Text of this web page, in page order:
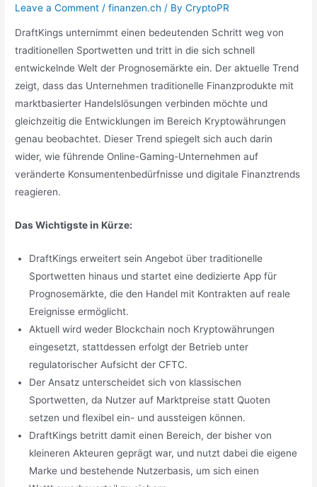
Leave a Comment /finanzen.ch / ByCryptoPR
DraftKings unternimmt einen bedeutenden Schritt weg von
traditionellen Sportwetten und tritt in die sich schnell
entwickelnde Welt der Prognosemärkte ein. Der aktuelle Trend
zeigt, dass das Unternehmen traditionelle Finanzprodukte mit
marktbasierter Handelslösungen verbinden möchte und
gleichzeitig die Entwicklungen im Bereich Kryptowährungen
genau beobachtet. Dieser Trend spiegelt sich auch darin
wider, wie führende Online-Gaming-Unternehmen auf
veränderte Konsumentenbedürfnisse und digitale Finanztrends
reagieren.
Das Wichtigste in Kürze:
DraftKings erweitert sein Angebot über traditionelle
Sportwetten hinaus und startet eine dedizierte App für
Prognosemärkte, die den Handel mit Kontrakten auf reale
Ereignisse ermöglicht.
Aktuell wird weder Blockchain noch Kryptowährungen
eingesetzt, stattdessen erfolgt der Betrieb unter
regulatorischer Aufsicht der CFTC.
Der Ansatz unterscheidet sich von klassischen
Sportwetten, da Nutzer auf Marktpreise statt Quoten
setzen und flexibel ein- und aussteigen können.
DraftKings betritt damit einen Bereich, der bisher von
kleineren Akteuren geprägt war, und nutzt dabei die eigene
Marke und bestehende Nutzerbasis, um sich einen